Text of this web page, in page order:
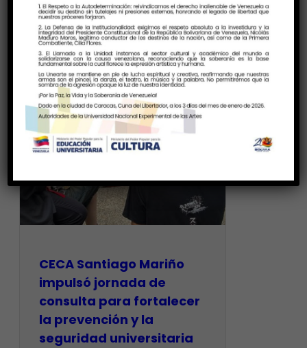
CECA Santiago Mariño
impulsó jornada de
consulta para fortalecer
la prevención y la
seguridad universitaria